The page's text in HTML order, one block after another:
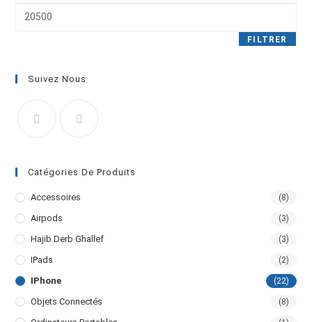
FILTRER
Suivez Nous
Catégories De Produits
Accessoires (8)
Airpods (3)
Hajib Derb Ghallef (3)
IPads (2)
IPhone (22)
Objets Connectés (8)